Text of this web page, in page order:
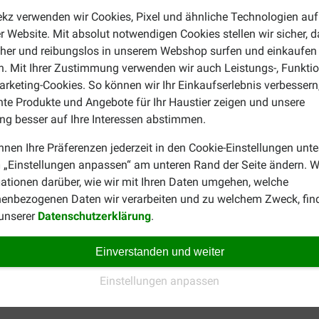
verwenden wir Cookies, Pixel und ähnliche Technologien auf
Website. Mit absolut notwendigen Cookies stellen wir sicher,
und reibungslos in unserem Webshop surfen und einkaufen
Mit Ihrer Zustimmung verwenden wir auch Leistungs-,
Cookies. So können wir Ihr Einkaufserlebnis
Produkte und Angebote für Ihr Haustier zeigen und unsere
besser auf Ihre Interessen abstimmen.
Ihre Präferenzen jederzeit in den Cookie-Einstellungen
„Einstellungen anpassen“ am unteren Rand der Seite ändern.
darüber, wie wir mit Ihren Daten umgehen, welche
Daten wir verarbeiten und zu welchem Zweck,
Datenschutzerklärung.
Einverstanden und weiter
Einstellungen anpassen
130-165
165-275
275-375
375-465
550-630
630-705
Beispiel einer getreidefreien Variante? Dann lohnt sich ein
. Hier finden Sie unter anderem auch